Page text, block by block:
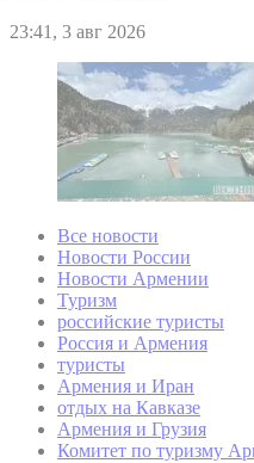
23:41, 3 авг 2026
Все новости
Новости России
Новости Армении
Туризм
российские туристы
Россия и Армения
туристы
Армения и Иран
отдых на Кавказе
Армения и Грузия
Комитет по туризму